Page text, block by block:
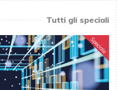
Tutti gli speciali
Speciale